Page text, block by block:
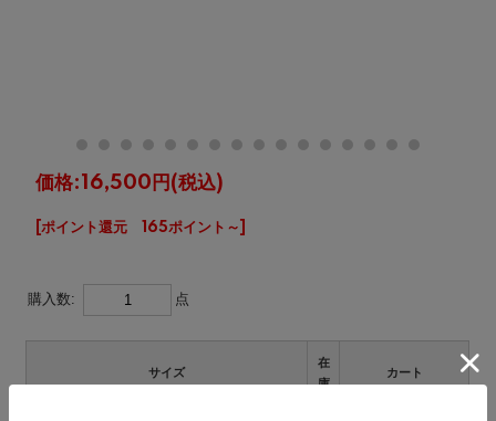
価格:16,500円 (税込)
[ポイント還元 165ポイント～]
購入数: 点
サイズ
在
庫
カート